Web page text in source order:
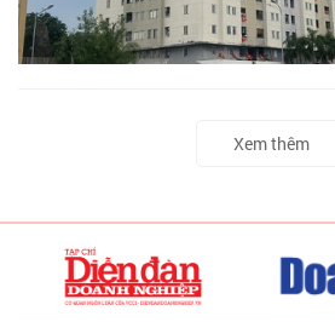
Xem thêm